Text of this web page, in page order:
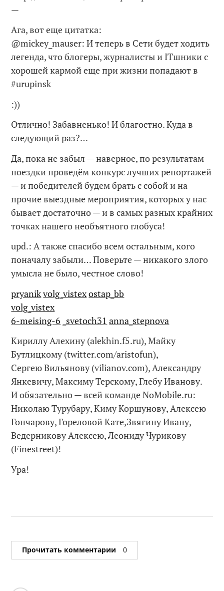
—
Ага, вот еще цитатка:
@mickey_mauser: И теперь в Сети будет ходить
легенда, что блогеры, журналисты и ITшники с
хорошей кармой еще при жизни попадают в
#urupinsk
:))
Отлично! Забавненько! И благостно. Куда в
следующий раз?…
Да, пока не забыл — наверное, по результатам
поездки проведём конкурс лучших репортажей
— и победителей будем брать с собой и на
прочие выездные мероприятия, которых у нас
бывает достаточно — и в самых разных крайних
точках нашего необъятного глобуса!
upd.: А также спасибо всем остальным, кого
поначалу забыли… Поверьте — никакого злого
умысла не было, честное слово!
pryanikvolg_vistexostap_bb
volg_vistex
6-meising-6 _svetoch31 anna_stepnova
Кириллу Алехину (alekhin.f5.ru), Майку
Бутлицкому (twitter.com/aristofun),
Сергею Вильянову (vilianov.com), Александру
Янкевичу, Максиму Терскому, Глебу Иванову.
И обязательно — всей команде NoMobile.ru:
Николаю Турубару, Киму Коршунову, Алексею
Гончарову, Гореловой Кате,Звягину Ивану,
Ведерникову Алексею, Леониду Чурикову
(Finestreet)!
Ура!
Прочитать комментарии 0